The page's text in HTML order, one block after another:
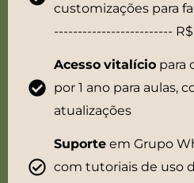
customizações para
------------------------- R$
Acesso vitalício para
por 1 ano para aulas,
atualizações
Suporte em Grupo
com tutoriais de uso